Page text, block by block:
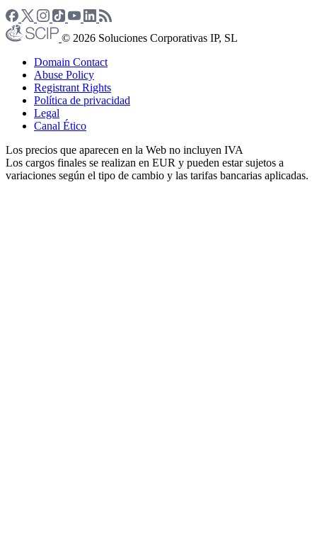
© 2026 Soluciones Corporativas IP, SL
Domain Contact
Abuse Policy
Registrant Rights
Política de privacidad
Legal
Canal Ético
Los precios que aparecen en la Web no incluyen IVA
Los cargos finales se realizan en EUR y pueden estar sujetos a
variaciones según el tipo de cambio y las tarifas bancarias aplicadas.